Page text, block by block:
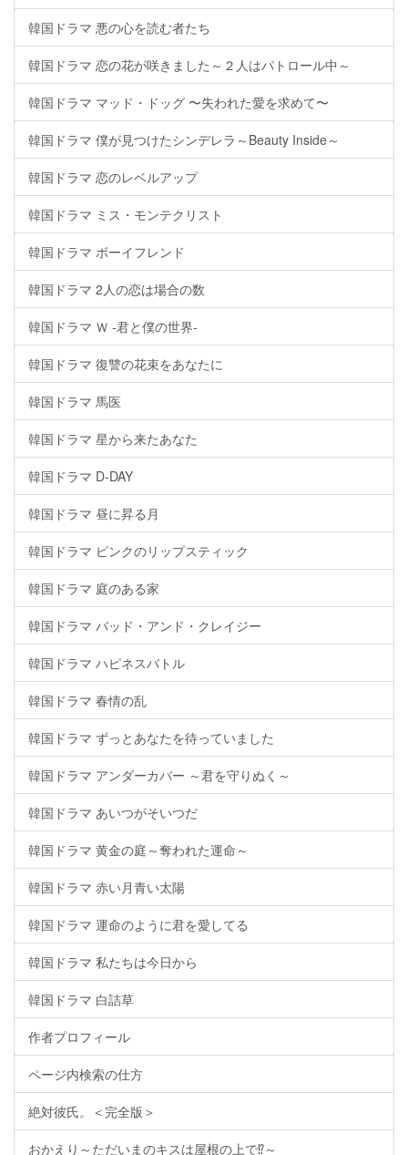
韓国ドラマ 悪の心を読む者たち
韓国ドラマ 恋の花が咲きました～２人はパトロール中～
韓国ドラマ マッド・ドッグ 〜失われた愛を求めて〜
韓国ドラマ 僕が見つけたシンデレラ～Beauty Inside～
韓国ドラマ 恋のレベルアップ
韓国ドラマ ミス・モンテクリスト
韓国ドラマ ボーイフレンド
韓国ドラマ 2人の恋は場合の数
韓国ドラマ Ｗ -君と僕の世界-
韓国ドラマ 復讐の花束をあなたに
韓国ドラマ 馬医
韓国ドラマ 星から来たあなた
韓国ドラマ D-DAY
韓国ドラマ 昼に昇る月
韓国ドラマ ピンクのリップスティック
韓国ドラマ 庭のある家
韓国ドラマ バッド・アンド・クレイジー
韓国ドラマ ハピネスバトル
韓国ドラマ 春情の乱
韓国ドラマ ずっとあなたを待っていました
韓国ドラマ アンダーカバー ～君を守りぬく～
韓国ドラマ あいつがそいつだ
韓国ドラマ 黄金の庭～奪われた運命～
韓国ドラマ 赤い月青い太陽
韓国ドラマ 運命のように君を愛してる
韓国ドラマ 私たちは今日から
韓国ドラマ 白詰草
作者プロフィール
ページ内検索の仕方
絶対彼氏。＜完全版＞
おかえり～ただいまのキスは屋根の上で⁉～